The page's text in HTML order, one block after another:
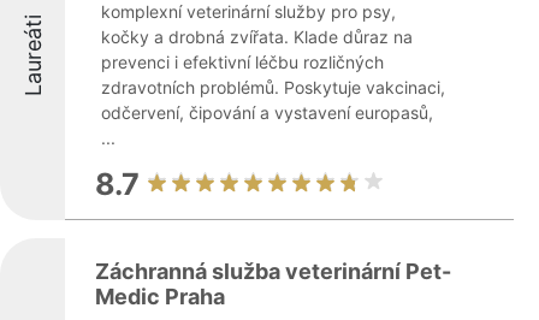
Laureáti
komplexní veterinární služby pro psy,
kočky a drobná zvířata. Klade důraz na
prevenci i efektivní léčbu rozličných
zdravotních problémů. Poskytuje vakcinaci,
odčervení, čipování a vystavení europasů,
...
8.7
Záchranná služba veterinární Pet-
Medic Praha